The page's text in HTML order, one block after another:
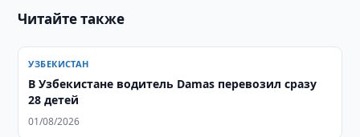
Читайте также
УЗБЕКИСТАН
В Узбекистане водитель Damas перевозил сразу
28 детей
01/08/2026